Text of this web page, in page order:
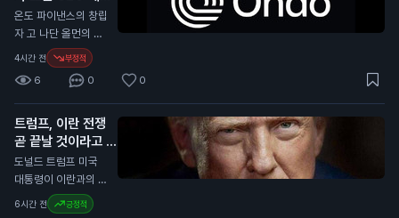
앙화거래소의 거래량
에도 영향을 미친 것
식은 투자자들에게 중
요한 의미를 가집니
장의 유동성이 줄어들
수 있음을 나타내며,
이는 암호화폐 가격에
부정적인 영향을 미칠
수 있습니다.
매각해 1억 달러(약 1,
400억 원)를 모금했
습니다. 현재 미국 상
원은 가상자산 산업을
위한 CLARITY 법안
을 통과시킬 시간이
부족합니다. 이 법안
은 가상자산 거래와
자본 형성을 위한 연
방 규칙을 제정하는
다. 법안의 지지자들
소송 제기
N
온도 파이낸스의 창립
자 고 나단 올먼의 모
친 캐서린 올먼이 CE
O 이안 드 보드를 해
임하고 회사를 장악하
려고 소송을 제기했습
니다. 이 소송은 델라
웨어 법원에 제출되었
습니다. 캐서린 올먼
은 아들이 사망한 후
이안 드 보드가 이사
회 승인 없이 CEO로
4시간 전 부정적
6 0 0
트럼프, 이란 전쟁
곧 끝날 것이라고 전
망
N
도널드 트럼프 미국
대통령이 이란과의 전
쟁이 곧 끝날 것이라
고 예측했습니다. 그
6시간 전 긍정적